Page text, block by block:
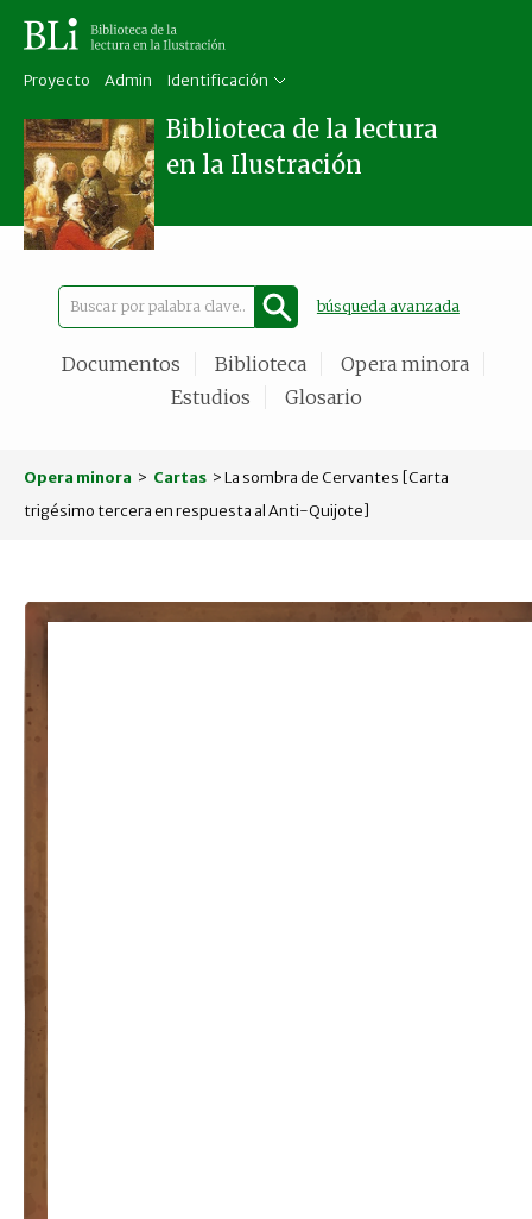
Proyecto Admin Identificación
Biblioteca de la lectura
en la Ilustración
búsqueda avanzada
Documentos Biblioteca
Opera minora
Estudios
Glosario
Opera minora > Cartas > La sombra de Cervantes [Carta
trigésimo tercera en respuesta al Anti-Quijote]